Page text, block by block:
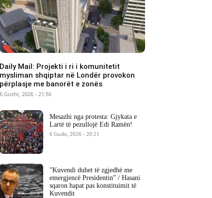
Daily Mail: Projekti i ri i komunitetit
mysliman shqiptar në Londër provokon
përplasje me banorët e zonës
6 Gusht, 2026 - 21:56
Mesazhi nga protesta: Gjykata e
Lartë të pezullojë Edi Ramën!
6 Gusht, 2026 - 20:21
​”Kuvendi duhet të zgjedhë me
emergjencë Presidentin” / Hasani
sqaron hapat pas konstituimit të
Kuvendit